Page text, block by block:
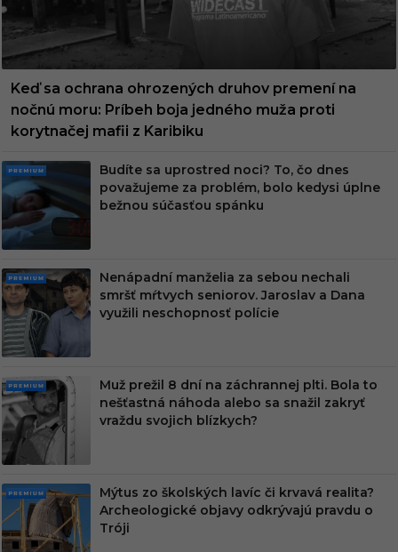
Keď sa ochrana ohrozených druhov premení na
nočnú moru: Príbeh boja jedného muža proti
korytnačej mafii z Karibiku
PRE
MIU
M
Budíte sa uprostred noci? To, čo dnes
považujeme za problém, bolo kedysi úplne
bežnou súčasťou spánku
PRE
MIU
M
Nenápadní manželia za sebou nechali
smršť mŕtvych seniorov. Jaroslav a Dana
využili neschopnosť polície
PRE
MIU
M
Muž prežil 8 dní na záchrannej plti. Bola to
nešťastná náhoda alebo sa snažil zakryť
vraždu svojich blízkych?
PRE
MIU
M
Mýtus zo školských lavíc či krvavá realita?
Archeologické objavy odkrývajú pravdu o
Tróji